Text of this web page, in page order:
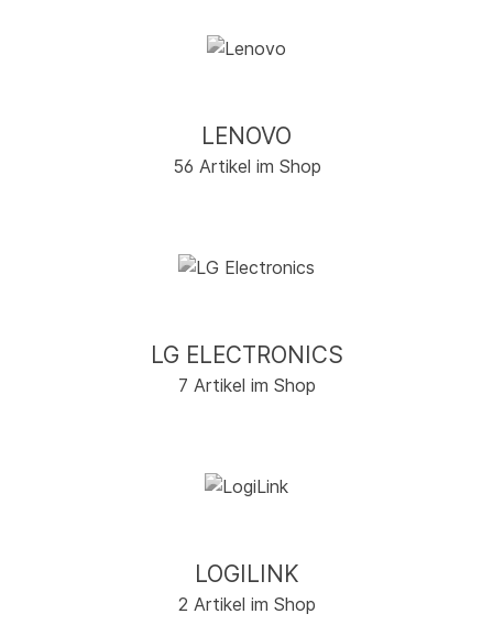
LENOVO
56 Artikel im Shop
LG ELECTRONICS
7 Artikel im Shop
LOGILINK
2 Artikel im Shop